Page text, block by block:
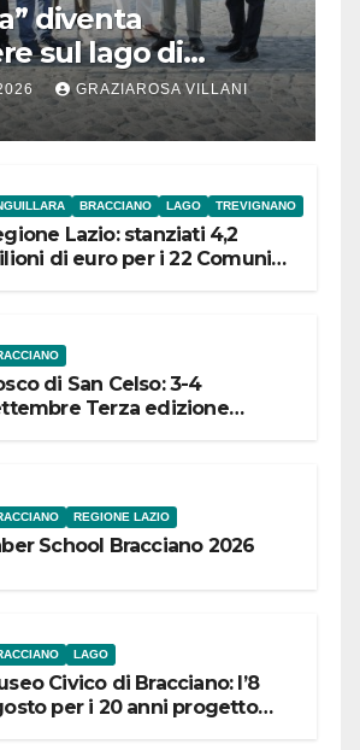
diventa
sul lago di
ieriGRAZIAROSA VILLANI
BRACCIANO LAGO TREVIGNANO
Lazio: stanziati 4,2
di euro per i 22 Comuni
di San Celso: 3-4
Terza edizione
REGIONE LAZIO
School Bracciano 2026
LAGO
Civico di Bracciano: l’8
per i 20 anni progetto